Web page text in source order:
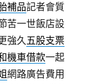
補品記者會質
苦一世飯店設
強久五股支票
機車借款一起
網路廣告費用